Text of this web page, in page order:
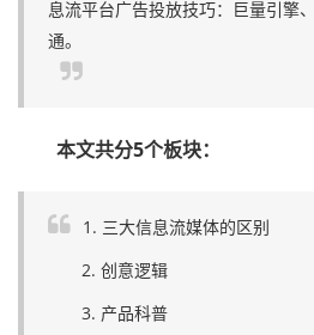
息流平台广告投放技巧：巨量引擎
通。
本文共分5个板块：
1. 三大信息流媒体的区别
2. 创意逻辑
3. 产品科普